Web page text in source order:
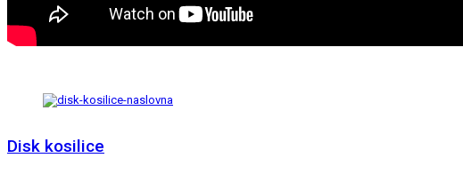
Disk kosilice